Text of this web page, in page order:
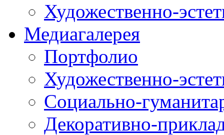
Художественно-
Медиагалерея
Портфолио
Художественно-
Социально-
Декоративно-